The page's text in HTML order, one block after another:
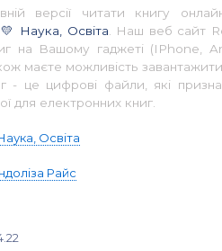
версії читати книгу
💛 Наука, Освіта . Наш веб сайт
на Вашому гаджеті (IPhone,
маєте можливість
- це цифрові файли, які
для електронних книг.
Освіта
Райс